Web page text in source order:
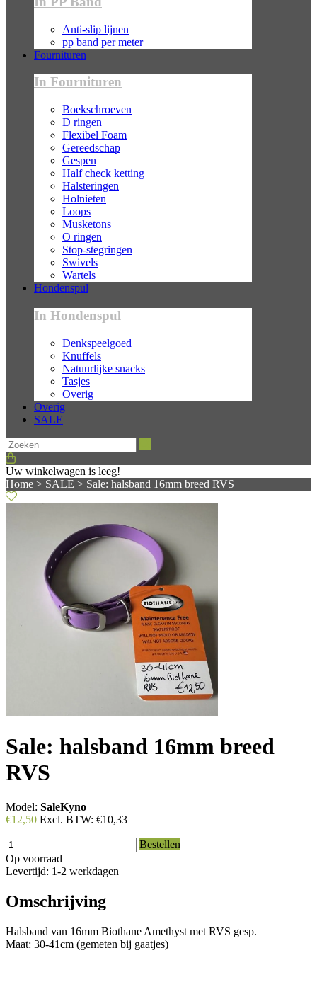
Anti-slip lijnen
pp band per meter
Fournituren
In Fournituren
Boekschroeven
D ringen
Flexibel Foam
Gereedschap
Gespen
Half check ketting
Halsteringen
Holnieten
Loops
Musketons
O ringen
Stop-stegringen
Swivels
Wartels
Hondenspul
In Hondenspul
Denkspeelgoed
Knuffels
Natuurlijke snacks
Tasjes
Overig
Overig
SALE
Uw winkelwagen is leeg!
Home > SALE > Sale: halsband 16mm breed RVS
Sale: halsband 16mm breed
RVS
Model: SaleKyno
€12,50 Excl. BTW: €10,33
Bestellen
Op voorraad
Levertijd: 1-2 werkdagen
Omschrijving
Halsband van 16mm Biothane Amethyst met RVS gesp.
Maat: 30-41cm (gemeten bij gaatjes)